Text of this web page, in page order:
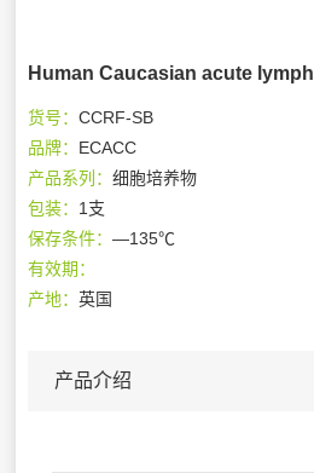
Human Caucasian acute
货号：CCRF-SB
品牌： ECACC
产品系列：细胞培养物
包装： 1支
保存条件：—135℃
有效期：
产地：英国
产品介绍